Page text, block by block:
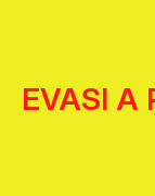
EVASI A